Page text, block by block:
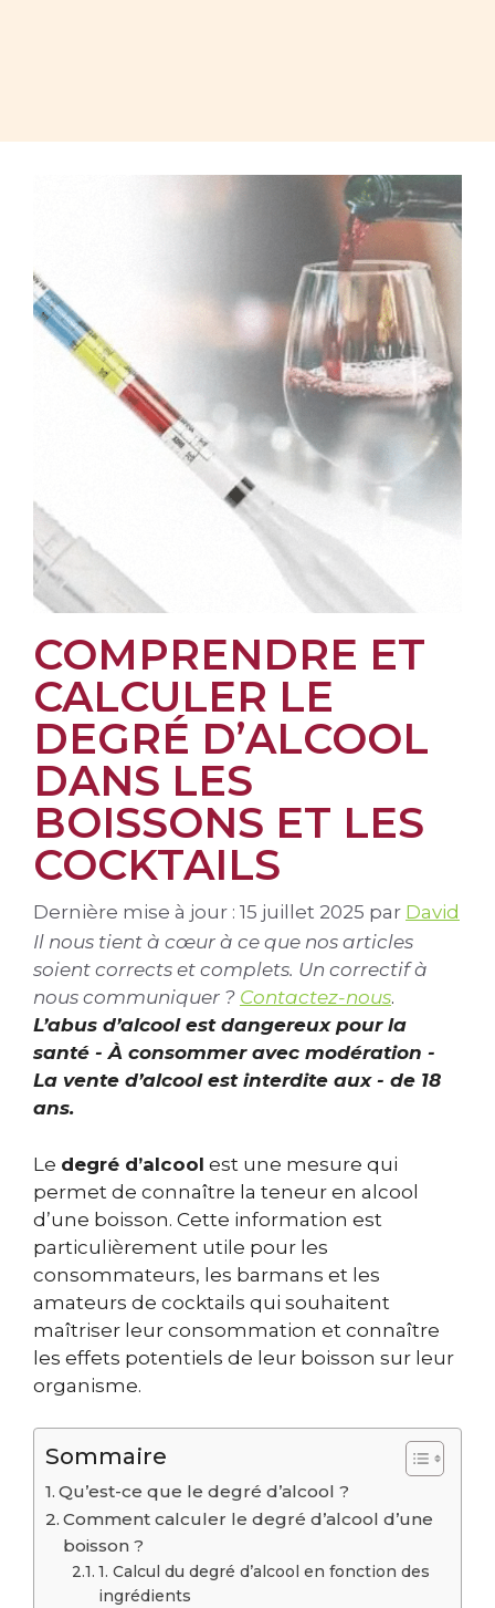
COMPRENDRE ET
CALCULER LE
DEGRÉ D’ALCOOL
DANS LES
BOISSONS ET LES
COCKTAILS
Dernière mise à jour : 15 juillet 2025 par David
Il nous tient à cœur à ce que nos articles
soient corrects et complets. Un correctif à
nous communiquer ? Contactez-nous.
L’abus d’alcool est dangereux pour la
santé - À consommer avec modération -
La vente d’alcool est interdite aux - de 18
ans.
Le degré d’alcool est une mesure qui
permet de connaître la teneur en alcool
d’une boisson. Cette information est
particulièrement utile pour les
consommateurs, les barmans et les
amateurs de cocktails qui souhaitent
maîtriser leur consommation et connaître
les effets potentiels de leur boisson sur leur
organisme.
Sommaire
Qu’est-ce que le degré d’alcool ?
Comment calculer le degré d’alcool d’une
boisson ?
1. Calcul du degré d’alcool en fonction des
ingrédients